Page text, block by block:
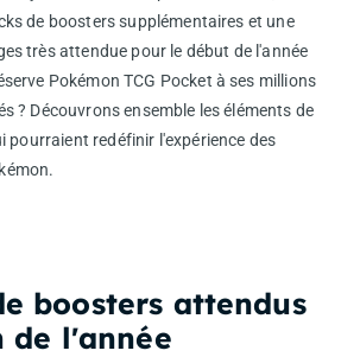
de boosters supplémentaires et une
très attendue pour le début de l'année
Pokémon TCG Pocket à ses millions
? Découvrons ensemble les éléments de
pourraient redéfinir l'expérience des
boosters attendus
l'année